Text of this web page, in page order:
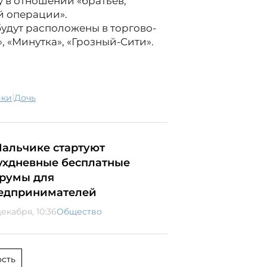
операции».
расположены в торгово-
«Минутка», «Грозный-Сити».
| дочь
стартуют
бесплатные
для
10:36Общество